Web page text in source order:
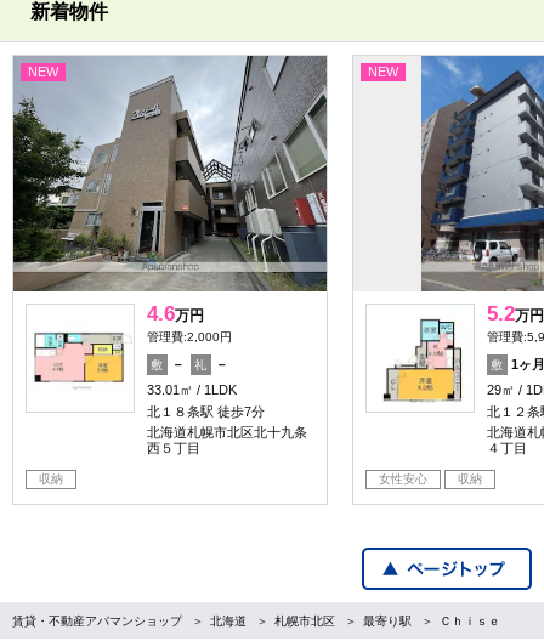
新着物件
NEW
4.6万円
管理費:2,000円
敷 － 礼
－
33.01㎡
1LDK
北１８条駅 徒歩7分
北海道札幌市北区北十九条
西５丁目
収納
NEW
5.2万円
管理費
敷
1ヶ月
29㎡
北１２条
北海道札
４丁目
女性安心 収納
賃貸・不動産アパマンショップ 北海道 札幌市北区 最寄り駅 Ｃｈｉｓｅ